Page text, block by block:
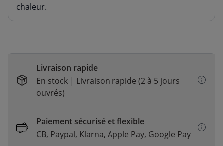
chaleur.
Livraison rapide
En stock | Livraison rapide (2 à 5 jours
ouvrés)
Paiement sécurisé et flexible
CB, Paypal, Klarna, Apple Pay, Google Pay